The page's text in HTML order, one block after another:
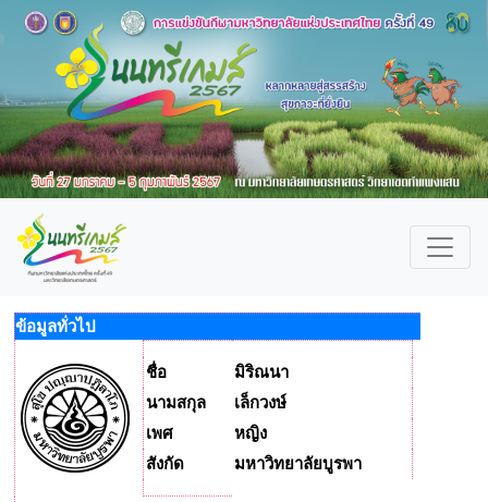
ข้อมูลทั่วไป
ชื่อ
มิริณนา
นามสกุล
เล็กวงษ์
เพศ
หญิง
สังกัด
มหาวิทยาลัยบูรพา